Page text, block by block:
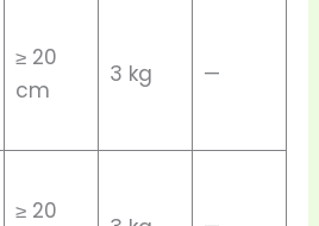
≥ 20
cm
3 kg —
≥ 20